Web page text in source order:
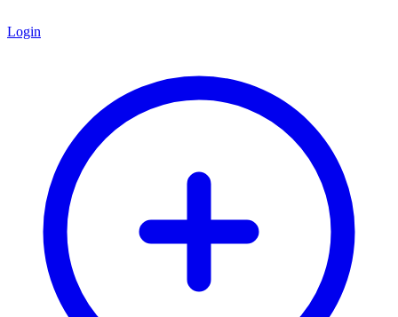
Login